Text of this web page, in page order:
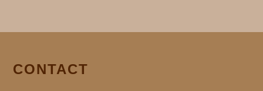
CONTACT